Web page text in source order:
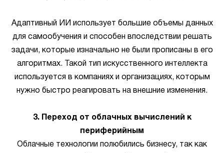
Адаптивный ИИ использует большие объемы данных
для самообучения и способен впоследствии решать
задачи, которые изначально не были прописаны в его
алгоритмах. Такой тип искусственного интеллекта
используется в компаниях и организациях, которым
нужно быстро реагировать на внешние изменения.
3. Переход от облачных вычислений к
периферийным
Облачные технологии полюбились бизнесу, так как